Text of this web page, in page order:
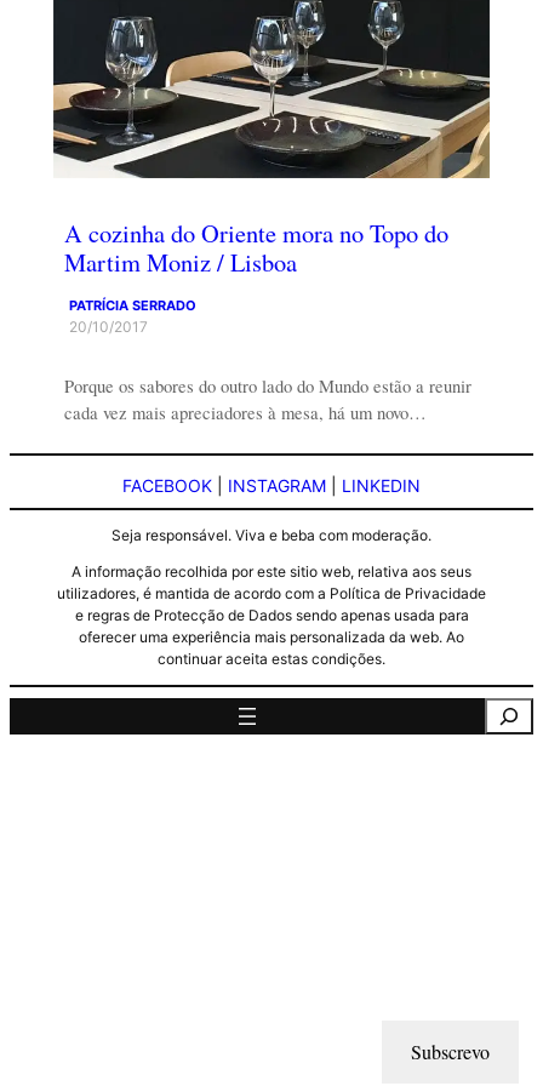
A cozinha do Oriente mora no Topo do
Martim Moniz / Lisboa
PATRÍCIA SERRADO
20/10/2017
Porque os sabores do outro lado do Mundo estão a reunir
cada vez mais apreciadores à mesa, há um novo…
FACEBOOK INSTAGRAM LINKEDIN
Seja responsável. Viva e beba com moderação.
A informação recolhida por este sitio web, relativa aos seus
utilizadores, é mantida de acordo com a Política de Privacidade
e regras de Protecção de Dados sendo apenas usada para
oferecer uma experiência mais personalizada da web. Ao
continuar aceita estas condições.
Subscrevo